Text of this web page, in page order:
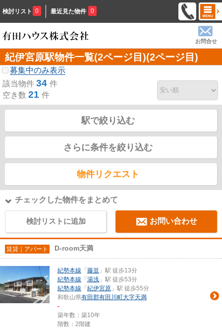
検討リスト 0 最近見た物件 0
お問合せ
紀伊宮原駅物件一覧(2ページ目)(2ページ目)
募集中のみ表示
該当物件 34 件
空き数 21 件
駅で絞り込む
さらに条件を絞り込む
物件リクエスト
チェックした物件をまとめて
検討リストに追加 お問い合わせ
賃貸｜アパート D-room天満
紀勢本線 「 藤並 」駅 徒歩13分
紀勢本線 「 湯浅 」駅 徒歩53分
紀勢本線 「 紀伊宮原 」駅 徒歩55分
和歌山県有田郡有田川町大字天満
-
築年数：築10年
階数：2階建